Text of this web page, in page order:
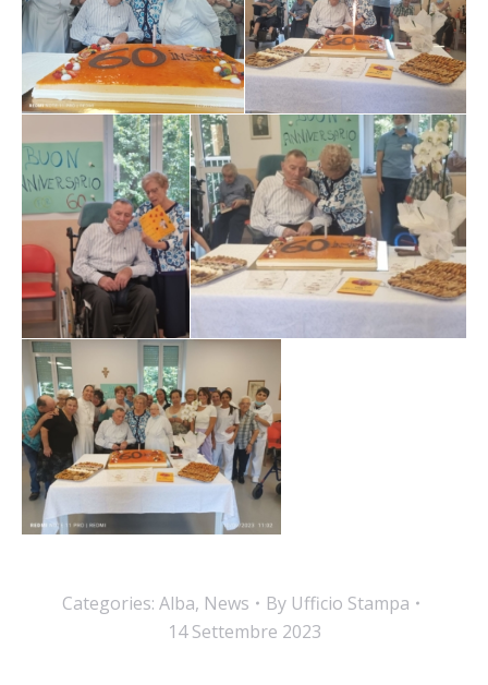
Categories: Alba, News By Ufficio Stampa
14 Settembre 2023